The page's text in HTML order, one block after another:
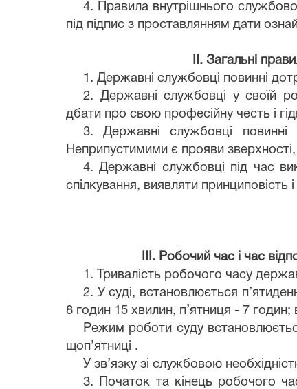
4. Правила внутрішнього
під підпис з проставлянням дати
ІІ. Загальні
1. Державні службовці повинні
2. Державні службовці у своїй
дбати про свою професійну честь і
3. Державні службовці повинні
Неприпустимими є прояви
4. Державні службовці під час
спілкування, виявляти принциповість
ІІІ. Робочий час і час
1. Тривалість робочого часу
2. У суді, встановлюється
8 годин 15 хвилин, п’ятниця - 7 годин;
Режим роботи суду
щоп’ятниці .
У зв’язку зі службовою
3. Початок та кінець робочого